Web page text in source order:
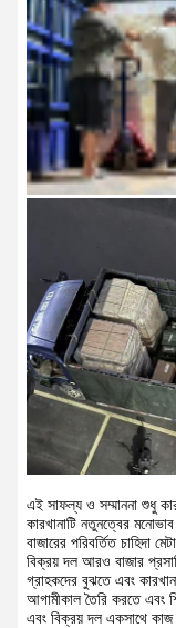
এই সাফল্য ও সম্মাননা শুধু
কারখানাটি নতুনত্বের
বাজারের পরিবর্তিত চাহিদা
বিক্রয় দল আরও বাজার
গ্রাহকদের বুঝতে এবং
আগামীকাল তৈরি করতে এবং
এবং বিক্রয় দল একসাথে